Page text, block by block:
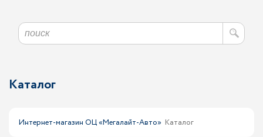
Каталог
Интернет-магазин ОЦ «Мегалайт-Авто» Каталог